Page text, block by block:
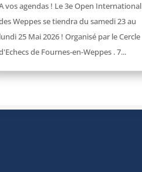
vos agendas ! Le 3e Open International
Weppes se tiendra du samedi 23 au
lundi 25 Mai 2026 ! Organisé par le Cercle
de Fournes-en-Weppes . 7...